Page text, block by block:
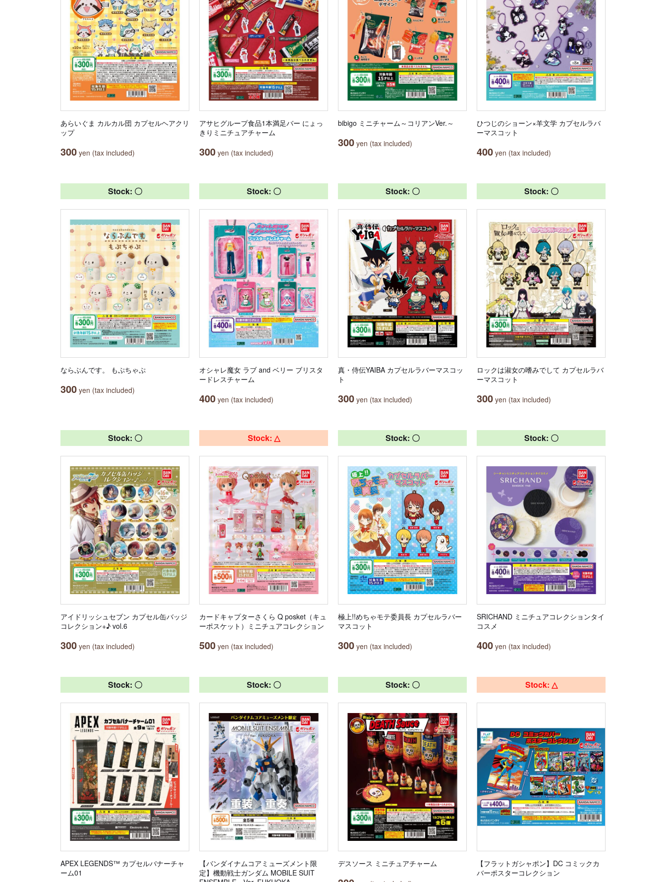
あらいぐま カルカル団 カプセルヘアクリ
ップ
300 yen (tax included)
アサヒグループ食品1本満足バー にょっ
きりミニチュアチャーム
300 yen (tax included)
bibigo ミニチャーム～コリアンVer.～
300 yen (tax included)
ひつじのショーン×羊文学 カプセルラバ
ーマスコット
400 yen (tax included)
Stock: 〇
ならぶんです。 もぷちゃぷ
300 yen (tax included)
Stock: 〇
オシャレ魔女 ラブ and ベリー ブリスタ
ードレスチャーム
400 yen (tax included)
Stock: 〇
真・侍伝YAIBA カプセルラバーマスコッ
ト
300 yen (tax included)
Stock: 〇
ロックは淑女の嗜みでして カプセルラバ
ーマスコット
300 yen (tax included)
Stock: 〇
アイドリッシュセブン カプセル缶バッジ
コレクション+♪ vol.6
300 yen (tax included)
Stock: △
カードキャプターさくら Q posket（キュ
ーポスケット）ミニチュアコレクション
500 yen (tax included)
Stock: 〇
極上!!めちゃモテ委員長 カプセルラバー
マスコット
300 yen (tax included)
Stock: 〇
SRICHAND ミニチュアコレクションタイ
コスメ
400 yen (tax included)
Stock: 〇
APEX LEGENDS™ カプセルバナーチャ
ーム01
Stock: 〇
【バンダイナムコアミューズメント限
定】機動戦士ガンダム MOBILE SUIT
Stock: 〇
デスソース ミニチュアチャーム
Stock: △
【フラットガシャポン】DC コミックカ
バーポスターコレクション